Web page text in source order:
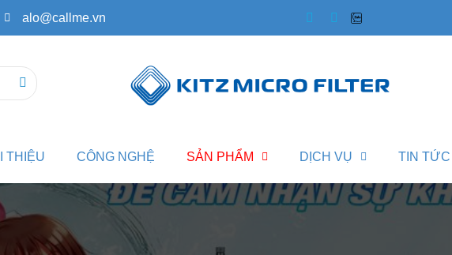
alo@callme.vn
THIỆU CÔNG NGHỆ SẢN PHẨM DỊCH VỤ TIN TỨC